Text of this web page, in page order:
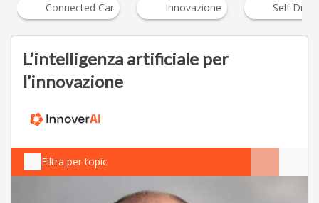
Innovazione Self Driving Car Smart
L’intelligenza artificiale per
l’innovazione
Filtra per topic